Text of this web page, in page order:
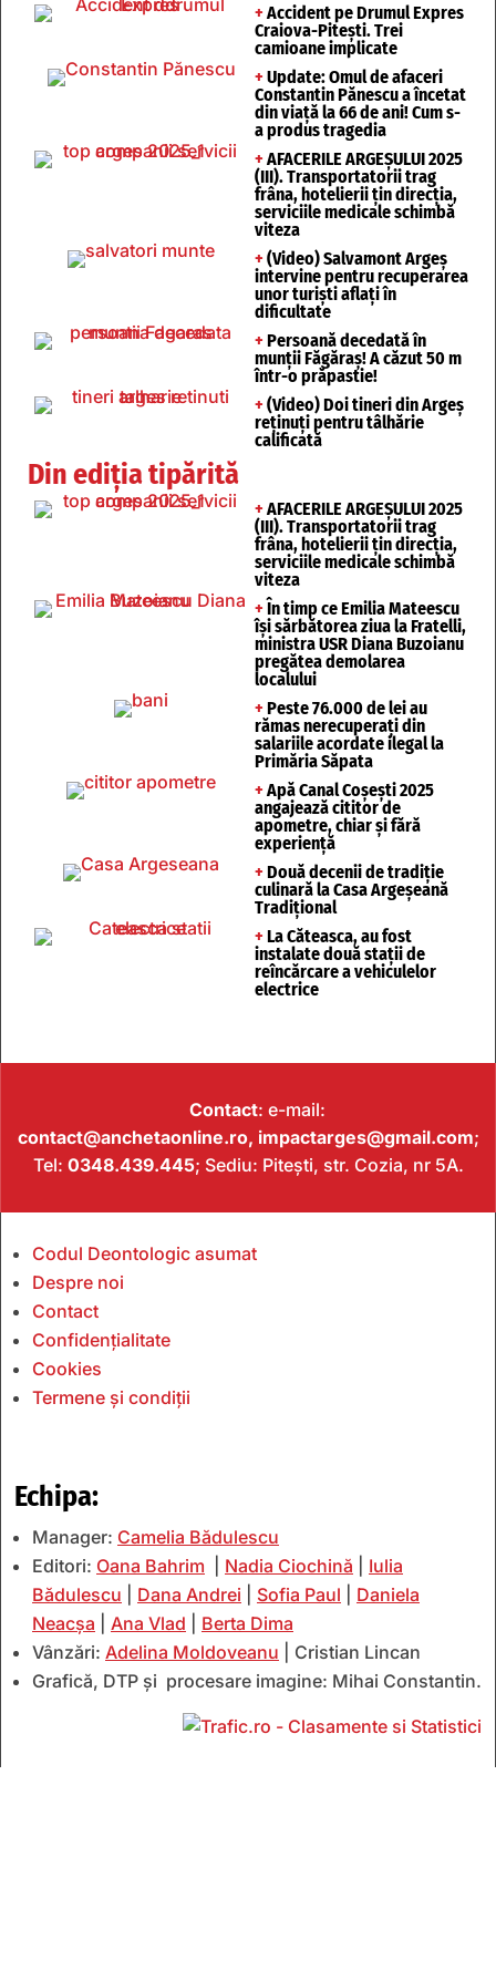
+ Accident pe Drumul Expres
Craiova-Pitești. Trei
camioane implicate
+ Update: Omul de afaceri
Constantin Pănescu a încetat
din viață la 66 de ani! Cum s-
a produs tragedia
+ AFACERILE ARGEȘULUI 2025
(III). Transportatorii trag
frâna, hotelierii țin direcția,
serviciile medicale schimbă
viteza
+ (Video) Salvamont Argeș
intervine pentru recuperarea
unor turişti aflaţi în
dificultate
+ Persoană decedată în
munții Făgăraș! A căzut 50 m
într-o prăpastie!
+ (Video) Doi tineri din Argeș
reținuți pentru tâlhărie
calificată
Din ediția tipărită
+ AFACERILE ARGEȘULUI 2025
(III). Transportatorii trag
frâna, hotelierii țin direcția,
serviciile medicale schimbă
viteza
+ În timp ce Emilia Mateescu
își sărbătorea ziua la Fratelli,
ministra USR Diana Buzoianu
pregătea demolarea
localului
+ Peste 76.000 de lei au
rămas nerecuperați din
salariile acordate ilegal la
Primăria Săpata
+ Apă Canal Coșești 2025
angajează cititor de
apometre, chiar și fără
experiență
+ Două decenii de tradiție
culinară la Casa Argeșeană
Tradițional
+ La Căteasca, au fost
instalate două stații de
reîncărcare a vehiculelor
electrice
Contact: e-mail:
contact@anchetaonline.ro, impactarges@gmail.com;
Tel: 0348.439.445; Sediu: Pitești, str. Cozia, nr 5A.
Codul Deontologic asumat
Despre noi
Contact
Confidențialitate
Cookies
Termene și condiții
Echipa:
Manager: Camelia Bădulescu
Editori: Oana Bahrim Nadia Ciochină
Iulia
Bădulescu
Dana Andrei Sofia Paul
Daniela
Neacșa
Ana Vlad
Berta Dima
Vânzări: Adelina Moldoveanu | Cristian Lincan
Grafică, DTP și procesare imagine: Mihai Constantin.